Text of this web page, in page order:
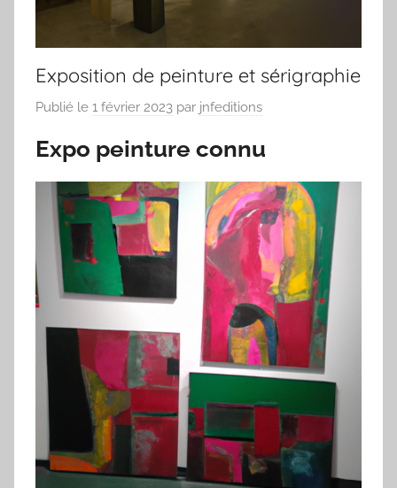
Exposition de peinture et sérigraphie
Publié le 1 février 2023 par jnfeditions
Expo peinture connu